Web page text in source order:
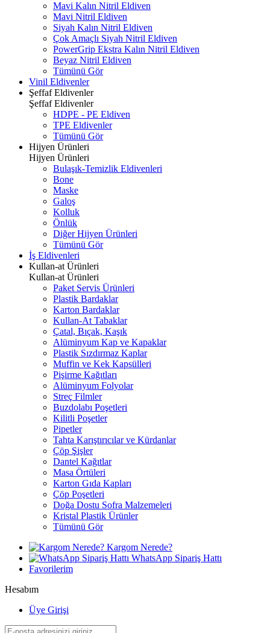
Mavi Kalın Nitril Eldiven
Mavi Nitril Eldiven
Siyah Kalın Nitril Eldiven
Çok Amaçlı Siyah Nitril Eldiven
PowerGrip Ekstra Kalın Nitril Eldiven
Beyaz Nitril Eldiven
Tümünü Gör
Vinil Eldivenler
Şeffaf Eldivenler
Şeffaf Eldivenler
HDPE - PE Eldiven
TPE Eldivenler
Tümünü Gör
Hijyen Ürünleri
Hijyen Ürünleri
Bulaşık-Temizlik Eldivenleri
Bone
Maske
Galoş
Kolluk
Önlük
Diğer Hijyen Ürünleri
Tümünü Gör
İş Eldivenleri
Kullan-at Ürünleri
Kullan-at Ürünleri
Paket Servis Ürünleri
Plastik Bardaklar
Karton Bardaklar
Kullan-At Tabaklar
Çatal, Bıçak, Kaşık
Alüminyum Kap ve Kapaklar
Plastik Sızdırmaz Kaplar
Muffin ve Kek Kapsülleri
Pişirme Kağıtları
Alüminyum Folyolar
Streç Filmler
Buzdolabı Poşetleri
Kilitli Poşetler
Pipetler
Tahta Karıştırıcılar ve Kürdanlar
Çöp Şişler
Dantel Kağıtlar
Masa Örtüleri
Karton Gıda Kapları
Çöp Poşetleri
Doğa Dostu Sofra Malzemeleri
Kristal Plastik Ürünler
Tümünü Gör
Kargom Nerede?
WhatsApp Sipariş Hattı
Favorilerim
Hesabım
Üye Girişi